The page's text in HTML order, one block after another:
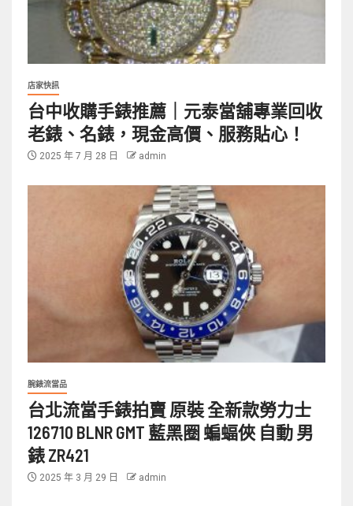
店家快訊
台中收購手錶推薦｜元泰當舖專業回收
老錶、名錶，現金高價、服務貼心！
2025 年 7 月 28 日 admin
腕錶流當品
台北流當手錶拍賣 原裝 全新款勞力士
126710 BLNR GMT 藍黑圈 蝙蝠俠 自動 男
錶 ZR421
2025 年 3 月 29 日 admin